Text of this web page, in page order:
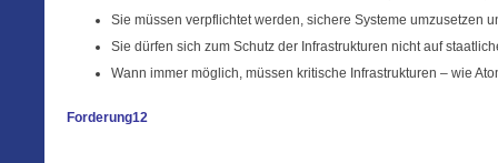
Sie müssen verpflichtet werden, sichere Systeme umzusetzen
Sie dürfen sich zum Schutz der Infrastrukturen nicht auf
Wann immer möglich, müssen kritische Infrastrukturen – wie
Forderung12